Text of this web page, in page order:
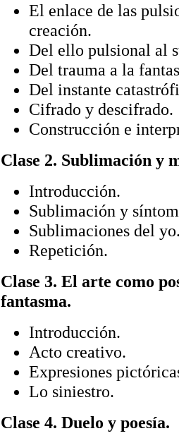
El enlace de las
creación.
Del ello pulsional al
Del trauma a la
Del instante
Cifrado y descifrado.
Construcción e
Clase 2. Sublimación y
Introducción.
Sublimación y
Sublimaciones del
Repetición.
Clase 3. El arte como
fantasma.
Introducción.
Acto creativo.
Expresiones
Lo siniestro.
Clase 4. Duelo y poesía.